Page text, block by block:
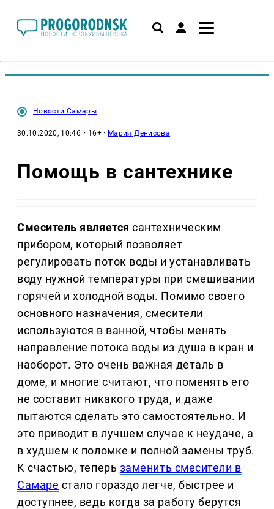
Новости Самары
30.10.2020, 10:46 · 16+ · Мария Денисова
Помощь в сантехнике
Смеситель является сантехническим
прибором, который позволяет
регулировать поток воды и устанавливать
воду нужной температуры при смешивании
горячей и холодной воды. Помимо своего
основного назначения, смесители
используются в ванной, чтобы менять
направление потока воды из душа в кран и
наоборот. Это очень важная деталь в
доме, и многие считают, что поменять его
не составит никакого труда, и даже
пытаются сделать это самостоятельно. И
это приводит в лучшем случае к неудаче, а
в худшем к поломке и полной замены труб.
К счастью, теперь заменить смесители в
Самаре стало гораздо легче, быстрее и
доступнее, ведь когда за работу берутся